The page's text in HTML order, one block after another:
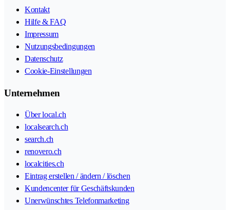
Kontakt
Hilfe & FAQ
Impressum
Nutzungsbedingungen
Datenschutz
Cookie-Einstellungen
Unternehmen
Über local.ch
localsearch.ch
search.ch
renovero.ch
localcities.ch
Eintrag erstellen / ändern / löschen
Kundencenter für Geschäftskunden
Unerwünschtes Telefonmarketing